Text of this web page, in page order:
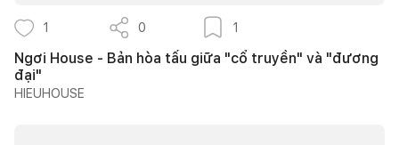
1 0 1
Ngơi House - Bản hòa tấu giữa "cổ truyền" và "đương
đại"
HIEUHOUSE